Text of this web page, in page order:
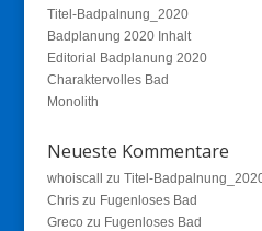
Titel-Badpalnung_2020
Badplanung 2020 Inhalt
Editorial Badplanung 2020
Charaktervolles Bad
Monolith
Neueste Kommentare
whoiscall zu Titel-
Chriszu Fugenloses Bad
Greco zu Fugenloses Bad